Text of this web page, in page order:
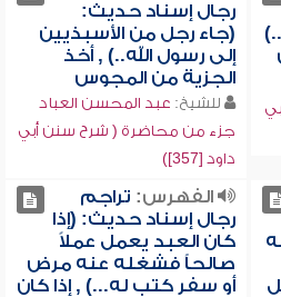
رجال إسناد حديث:
(جاء رجل من الأسبذيين
إلى رسول الله..) , أخذ
الجزية من المجوس
للشيخ: عبد المحسن العباد
جزء من محاضرة ( شرح سنن أبي
داود [357])
الفهرس: تراجم
رجال إسناد حديث: (إذا
كان العبد يعمل عملاً
صالحاً فشغله عنه مرض
أو سفر كتب له...) , إذا كان